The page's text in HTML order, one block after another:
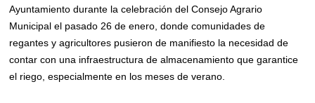
Ayuntamiento durante la celebración del Consejo Agrario
Municipal el pasado 26 de enero, donde comunidades de
regantes y agricultores pusieron de manifiesto la necesidad de
contar con una infraestructura de almacenamiento que garantice
el riego, especialmente en los meses de verano.